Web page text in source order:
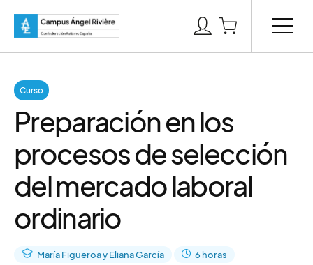
Curso
Preparación en los
procesos de selección
del mercado laboral
ordinario
María Figueroa y Eliana García
6 horas